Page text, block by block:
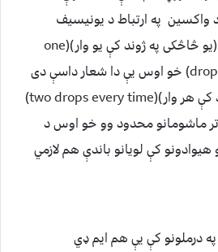
د واکسین په ارتباط د یونیسیف
Unicef دا شعار وو چې (یو څاڅکی په ژوند کې یو وار)(one
drop only one time in life) خو اوس یې دا شعار داسې دی
چې (دوه څاڅکي په ژوند کې هر وار)(two drops every time)
ماشومانو محدود وو خو اوس د
کې لویانو باندې هم لازمي
درملونو کې یې هم ایم ډي